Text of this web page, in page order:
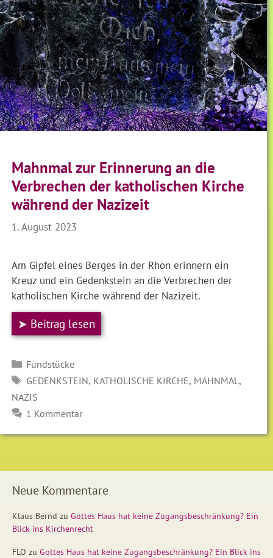
Mahnmal zur Erinnerung an die
Verbrechen der katholischen Kirche
während der Nazizeit
1. August 2023
Am Gipfel eines Berges in der Rhön erinnern ein
Kreuz und ein Gedenkstein an die Verbrechen der
katholischen Kirche während der Nazizeit.
➤ Beitrag lesen
Kategorien
Fundstücke
SCHLAGWÖRTER
GEDENKSTEIN, KATHOLISCHE KIRCHE, MAHNMAL,
NAZIS
1 Kommentar
Neue Kommentare
Klaus Bernd zu Gottes Haus hat keine Zugangsbeschränkung? Ein
Blick ins Kirchenrecht
FLO zu Gottes Haus hat keine Zugangsbeschränkung? Ein Blick ins